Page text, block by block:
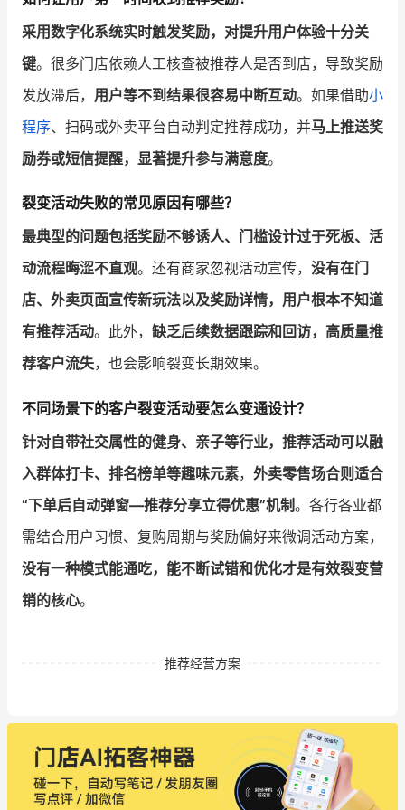
采用数字化系统实时触发奖励，对提升用户体验十分关
键。很多门店依赖人工核查被推荐人是否到店，导致奖励
发放滞后， 用户等不到结果很容易中断互动。如果借助小
程序、扫码或外卖平台自动判定推荐成功，并马上推送奖
励券或短信提醒，显著提升参与满意度。
裂变活动失败的常见原因有哪些？
最典型的问题包括奖励不够诱人、门槛设计过于死板、活
动流程晦涩不直观。还有商家忽视活动宣传， 没有在门
店、外卖页面宣传新玩法以及奖励详情，用户根本不知道
有推荐活动。此外， 缺乏后续数据跟踪和回访，高质量推
荐客户流失，也会影响裂变长期效果。
不同场景下的客户裂变活动要怎么变通设计？
针对自带社交属性的健身、亲子等行业，推荐活动可以融
入群体打卡、排名榜单等趣味元素， 外卖零售场合则适合
“下单后自动弹窗—推荐分享立得优惠”机制。各行各业都
需结合用户习惯、复购周期与奖励偏好来微调活动方案，
没有一种模式能通吃，能不断试错和优化才是有效裂变营
销的核心。
推荐经营方案